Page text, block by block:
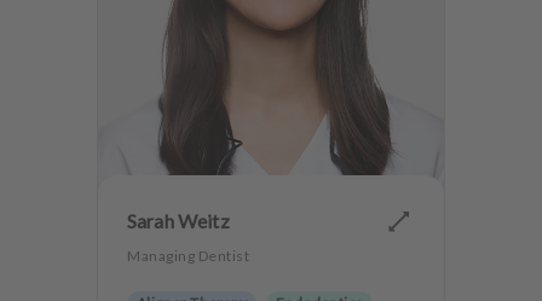
Sarah Weitz
Managing Dentist